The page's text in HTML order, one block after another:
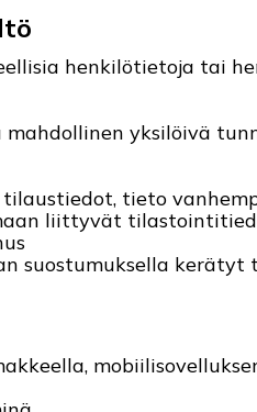
henkilötietoja tai
yksilöivä
tieto
liittyvät
suostumuksella kerätyt